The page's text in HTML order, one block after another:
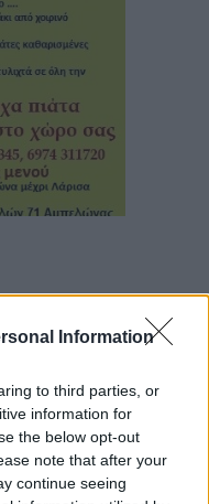
Information
to third parties, or
information for
the below opt-out
note that after your
continue seeing
ΝΕΑ